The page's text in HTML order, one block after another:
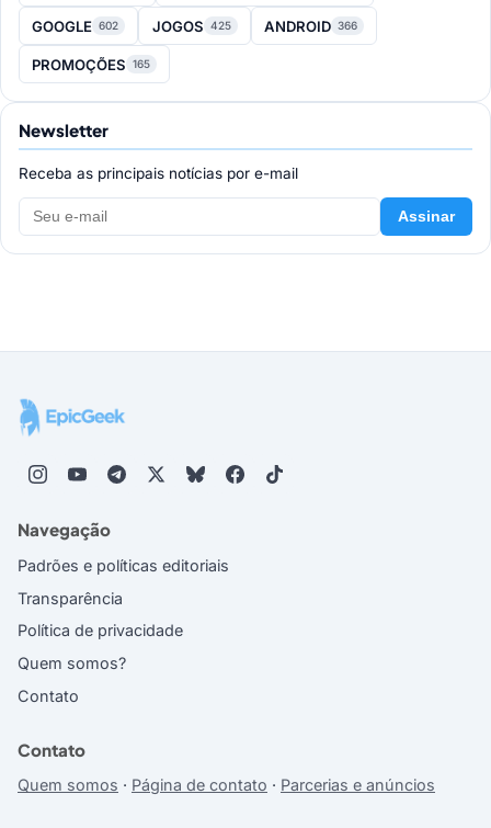
GOOGLE 602 JOGOS 425 ANDROID 366
PROMOÇÕES 165
Newsletter
Receba as principais notícias por e-mail
Assinar
Navegação
Padrões e políticas editoriais
Transparência
Política de privacidade
Quem somos?
Contato
Contato
Quem somos · Página de contato · Parcerias e anúncios